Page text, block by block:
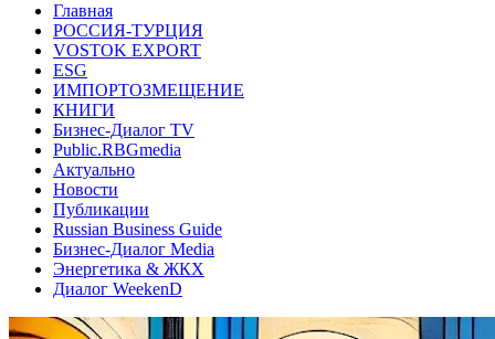
Главная
РОССИЯ-ТУРЦИЯ
VOSTOK EXPORT
ESG
ИМПОРТОЗМЕЩЕНИЕ
КНИГИ
Бизнес-Диалог TV
Public.RBGmedia
Актуально
Новости
Публикации
Russian Business Guide
Бизнес-Диалог Media
Энергетика & ЖКХ
Диалог WeekenD